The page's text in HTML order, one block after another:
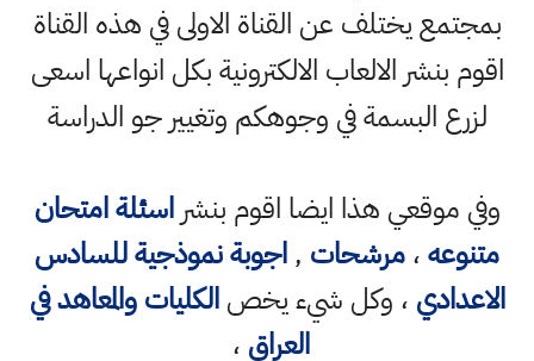
بمجتمع يختلف عن القناة الاولى في هذه القناة
اقوم بنشر الالعاب الالكترونية بكل انواعها اسعى
لزرع البسمة في وجوهكم وتغيير جو الدراسة
وفي موقعي هذا ايضا اقوم بنشراسئلة امتحان
متنوعه،مرشحات ,اجوبة نموذجية للسادس
الاعدادي ، وكل شيء يخصالكليات والمعاهد في
العراق ،